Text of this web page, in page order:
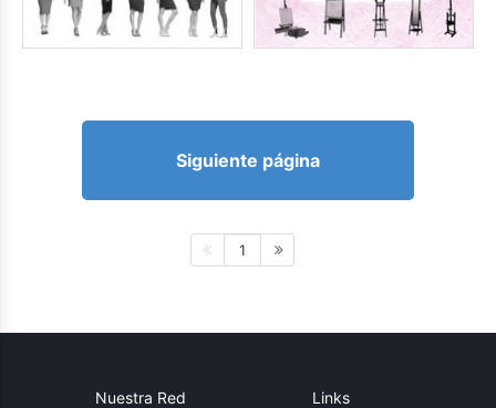
Siguiente página
1
Nuestra Red Links